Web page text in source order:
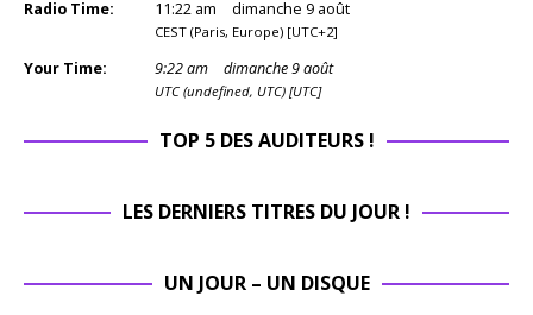
Radio Time: 11:22 am dimanche 9 août
CEST (Paris, Europe) [UTC+2]
Your Time: 9:22am dimanche 9 août
UTC (undefined, UTC) [UTC]
TOP 5 DES AUDITEURS !
LES DERNIERS TITRES DU JOUR !
UN JOUR – UN DISQUE